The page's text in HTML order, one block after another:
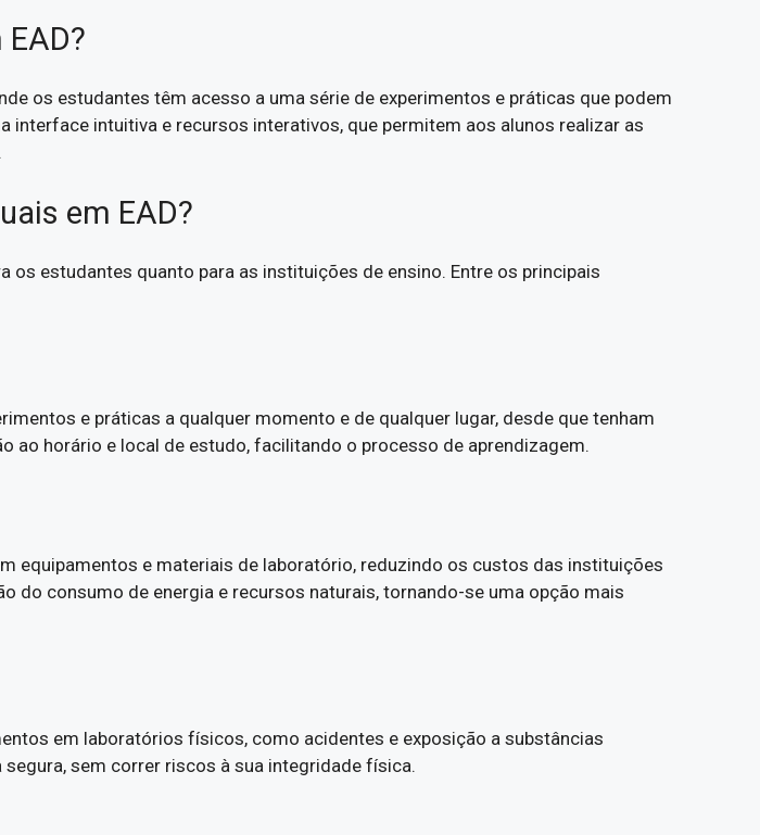
os estudantes têm acesso a uma série de experimentos e práticas que podem
intuitiva e recursos interativos, que permitem aos alunos realizar as
em EAD?
estudantes quanto para as instituições de ensino. Entre os principais
e práticas a qualquer momento e de qualquer lugar, desde que tenham
ao horário e local de estudo, facilitando o processo de aprendizagem.
equipamentos e materiais de laboratório, reduzindo os custos das instituições
do consumo de energia e recursos naturais, tornando-se uma opção mais
em laboratórios físicos, como acidentes e exposição a substâncias
sem correr riscos à sua integridade física.